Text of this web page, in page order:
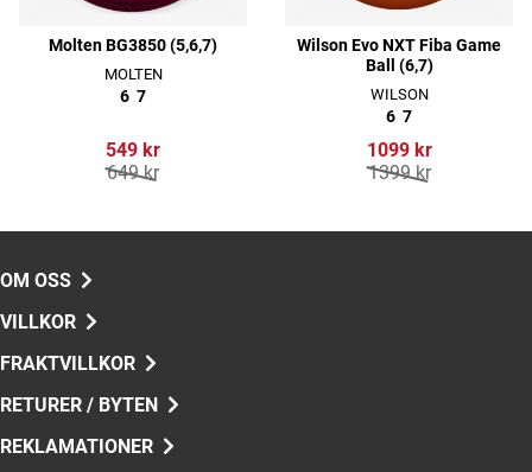
Molten BG3850 (5,6,7)
MOLTEN
6 7
549 kr
649 kr
Wilson Evo NXT Fiba Game
Ball (6,7)
WILSON
6 7
1099 kr
1399 kr
OM OSS
VILLKOR
FRAKTVILLKOR
RETURER / BYTEN
REKLAMATIONER